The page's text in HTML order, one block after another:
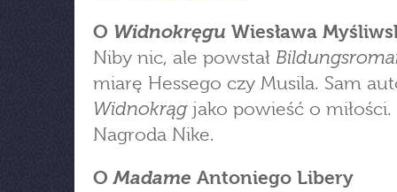
O Widnokręgu Wiesława
Niby nic, ale powstał
miarę Hessego czy Musila. Sam
Widnokrągjako powieść o miłości.
Nagroda Nike.
OMadame Antoniego Libery